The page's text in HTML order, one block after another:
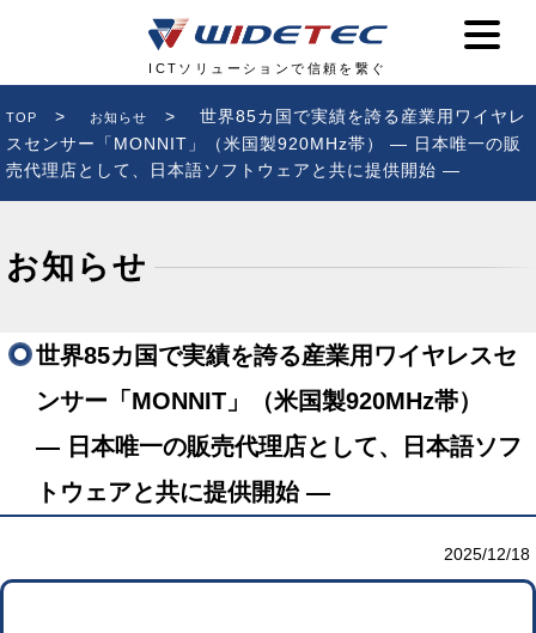
ICTソリューションで信頼を繋ぐ
TOP > お知らせ >
世界85カ国で実績を誇る産業用ワイヤレ
スセンサー「MONNIT」（米国製920MHz帯） ― 日本唯一の販
売代理店として、日本語ソフトウェアと共に提供開始 ―
お知らせ
世界85カ国で実績を誇る産業用ワイヤレスセ
ンサー「MONNIT」（米国製920MHz帯）
― 日本唯一の販売代理店として、日本語ソフ
トウェアと共に提供開始 ―
2025/12/18